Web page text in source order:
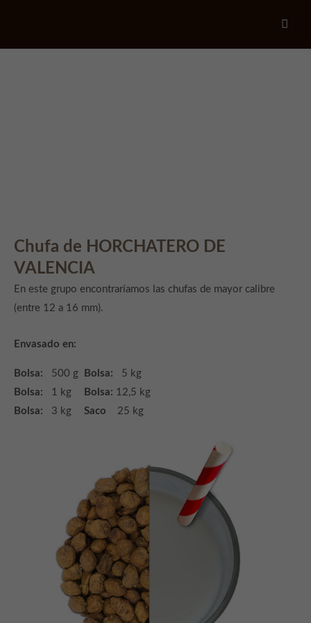
Register| Lost your password?
Support
Lorem ipsum dolor sit amet:
24h/ 365days
Get in touch
Cybersteel Inc.
376-293 City Road, Suite 600
San Francisco, CA 94102
Have any questions?
+44 1234 567 890
Drop us a line
Chufa de HORCHATERO DE
VALENCIA
En este grupo encontraríamos las chufas de mayor calibre
(entre 12 a 16 mm).
Envasado en:
Bolsa: 500 g
Bolsa: 1 kg
Bolsa: 3 kg
Bolsa: 5 kg
Bolsa: 12,5 kg
Saco 25 kg